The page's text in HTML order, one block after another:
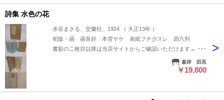
詩集 水色の花
水谷まさる、交蘭社、1924 （ 大正13年 ）
初版・函 函良好 本背ヤケ 表紙フチ少スレ 四六判
書影の二枚目以降は当店サイトからご確認いただけます→
書肆 田髙
￥19,800